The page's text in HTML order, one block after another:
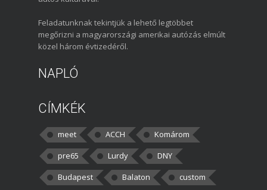
Feladatunknak tekintjük a lehető legtöbbet
megőrizni a magyarországi amerikai autózás elmúlt
közel három évtizedéről.
NAPLÓ
CÍMKÉK
meet ACCH
Komárom
pre65
Lurdy
DNY
Budapest
Balaton
custom